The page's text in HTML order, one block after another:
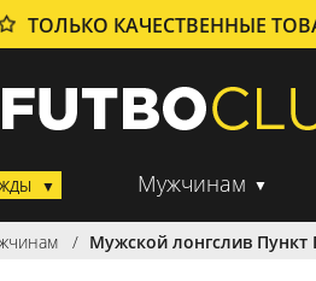
ТОЛЬКО КАЧЕСТВЕННЫЕ
Мужчинам
Мужской лонгслив Пункт